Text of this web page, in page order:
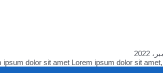
ipsum dolor sit amet Lorem ipsum dolor sit